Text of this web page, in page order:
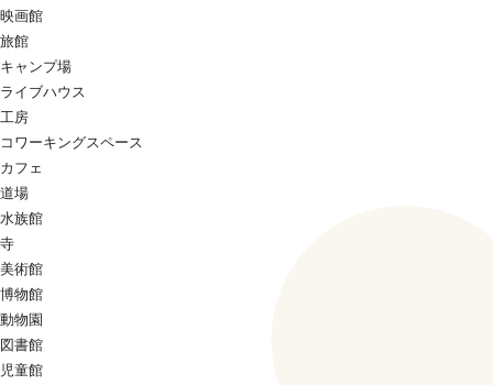
映画館
旅館
キャンプ場
ライブハウス
工房
コワーキングスペース
カフェ
道場
水族館
寺
美術館
博物館
動物園
図書館
児童館